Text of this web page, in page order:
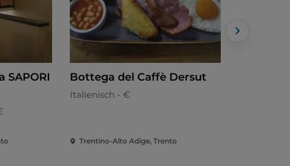
SAPORI
Bottega del Caffè Dersut
Italienisch - €
Trentino-Alto Adige, Trento